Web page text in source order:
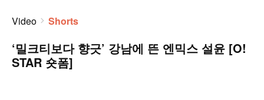
Video Shorts
‘밀크티보다 향긋’ 강남에 뜬 엔믹스 설윤 [O!
STAR 숏폼]